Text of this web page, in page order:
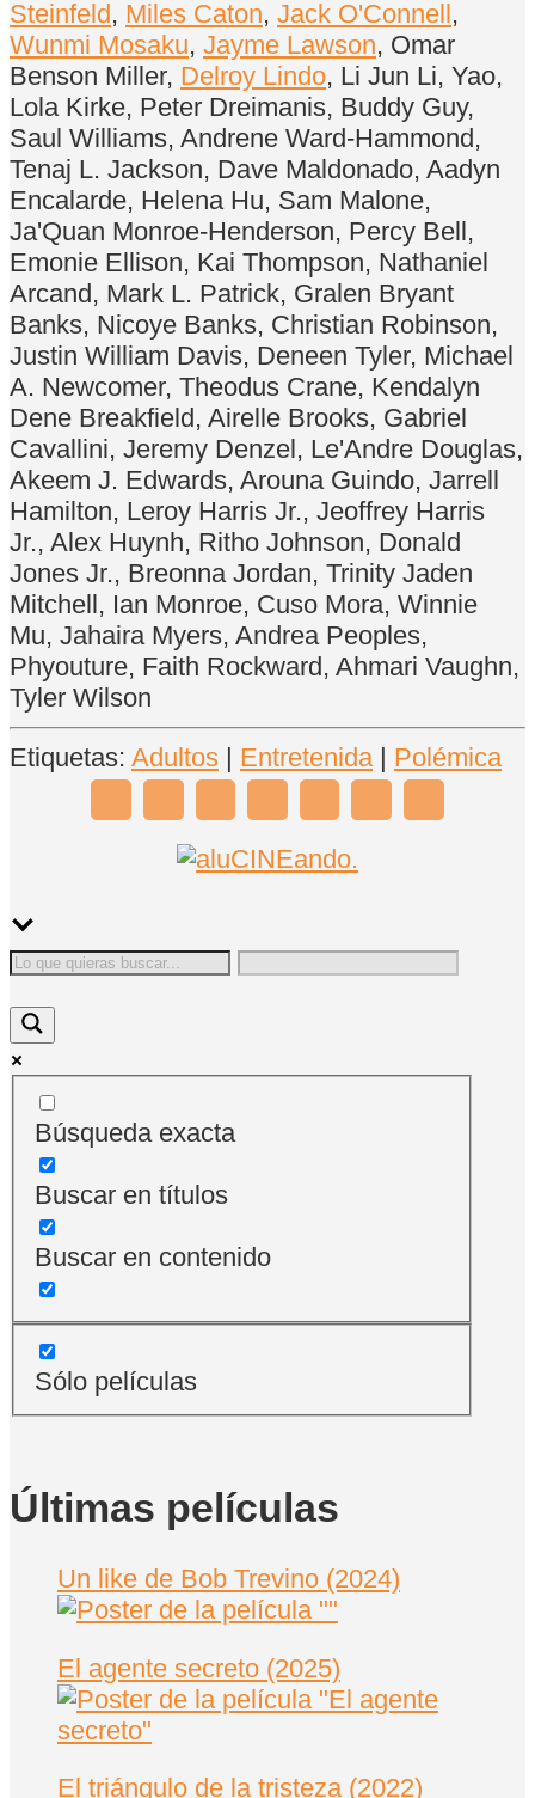
Steinfeld, Miles Caton, Jack O'Connell,
Wunmi Mosaku, Jayme Lawson, Omar
Benson Miller, Delroy Lindo, Li Jun Li, Yao,
Lola Kirke, Peter Dreimanis, Buddy Guy,
Saul Williams, Andrene Ward-Hammond,
Tenaj L. Jackson, Dave Maldonado, Aadyn
Encalarde, Helena Hu, Sam Malone,
Ja'Quan Monroe-Henderson, Percy Bell,
Emonie Ellison, Kai Thompson, Nathaniel
Arcand, Mark L. Patrick, Gralen Bryant
Banks, Nicoye Banks, Christian Robinson,
Justin William Davis, Deneen Tyler, Michael
A. Newcomer, Theodus Crane, Kendalyn
Dene Breakfield, Airelle Brooks, Gabriel
Cavallini, Jeremy Denzel, Le'Andre Douglas,
Akeem J. Edwards, Arouna Guindo, Jarrell
Hamilton, Leroy Harris Jr., Jeoffrey Harris
Jr., Alex Huynh, Ritho Johnson, Donald
Jones Jr., Breonna Jordan, Trinity Jaden
Mitchell, Ian Monroe, Cuso Mora, Winnie
Mu, Jahaira Myers, Andrea Peoples,
Phyouture, Faith Rockward, Ahmari Vaughn,
Tyler Wilson
Etiquetas: Adultos Entretenida| Polémica
Búsqueda exacta
Buscar en títulos
Buscar en contenido
Sólo películas
Últimas películas
Un like de Bob Trevino (2024)
El agente secreto (2025)
El triángulo de la tristeza (2022)